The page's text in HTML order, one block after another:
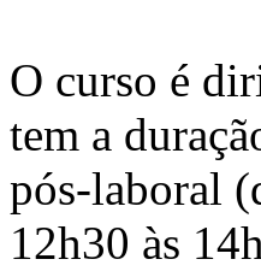
O curso é
tem a
pós-laboral
12h30 às